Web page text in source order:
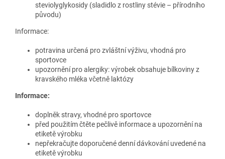
steviolyglykosidy (sladidlo z rostliny stévie – přírodního
původu)
Informace:
potravina určená pro zvláštní výživu, vhodná pro
sportovce
upozornění pro alergiky: výrobek obsahuje bílkoviny z
kravského mléka včetně laktózy
Informace:
doplněk stravy, vhodné pro sportovce
před použitím čtěte pečlivě informace a upozornění na
etiketě výrobku
nepřekračujte doporučené denní dávkování uvedené na
etiketě výrobku